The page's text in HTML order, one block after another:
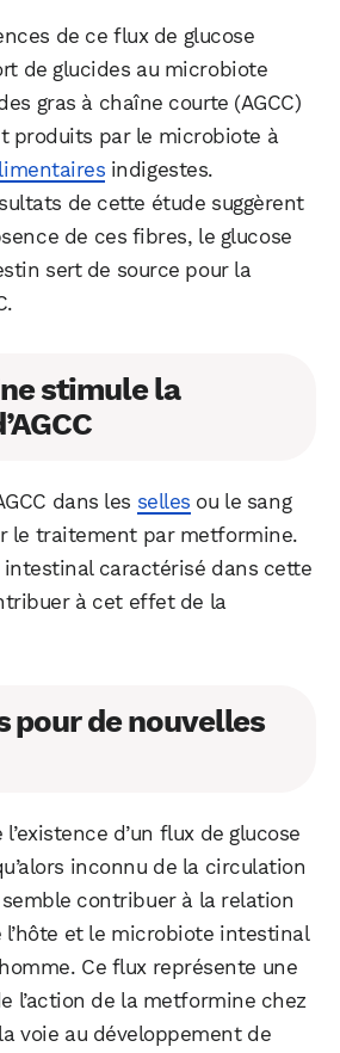
de ce flux de glucose
de glucides au microbiote
gras à chaîne courte (AGCC)
produits par le microbiote à
indigestes.
de cette étude suggèrent
de ces fibres, le glucose
sert de source pour la
stimule la
dans les selles ou le sang
le traitement par metformine.
intestinal caractérisé dans cette
à cet effet de la
pour de nouvelles
d’un flux de glucose
inconnu de la circulation
contribuer à la relation
et le microbiote intestinal
Ce flux représente une
l’action de la metformine chez
voie au développement de
Telegram
LinkedIn